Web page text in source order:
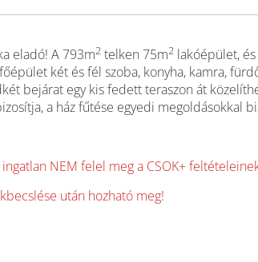
eladó! A 793m2 telken 75m2 lakóépület,
két és fél szoba, konyha, kamra,
bejárat egy kis fedett teraszon át
a ház fűtése egyedi megoldásokkal
NEM felel meg a CSOK+
után hozható meg!